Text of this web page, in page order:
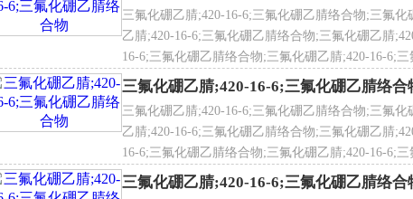
三氟化硼乙腈络合物
无色或淡黄色透明液体，熔点：无资料，相对密度：0.9g/cm3，
种有机溶剂。
三氟化硼乙腈用途
主要用作有机反应的催化剂，是制备卤化硼、元素硼、硼烷、硼
氢高能燃料和提取同位素的基本原料，也可作环氧树脂的固化剂
三氟化硼乙腈络合物，是一种活泼性很强的催化剂，分子式是BF
三氟化硼乙腈;420-16-6;三氟化硼乙腈络合物;三氟
乙腈;420-16-6;三氟化硼乙腈络合物;三氟化硼乙腈
16-6;三氟化硼乙腈络合物;三氟化硼乙腈;420-16-6;
化硼乙腈络合物;三氟化硼乙腈;420-16-6;三氟化硼乙
三氟化硼乙腈;420-16-6;三氟化硼乙腈络合
三氟化硼乙腈;420-16-6;三氟化硼乙腈络合物;三氟
乙腈;420-16-6;三氟化硼乙腈络合物;三氟化硼乙腈
16-6;三氟化硼乙腈络合物;三氟化硼乙腈;420-16-6;
化硼乙腈络合物;三氟化硼乙腈;420-16-6;三氟化硼乙
三氟化硼乙腈;420-16-6;三氟化硼乙腈络合